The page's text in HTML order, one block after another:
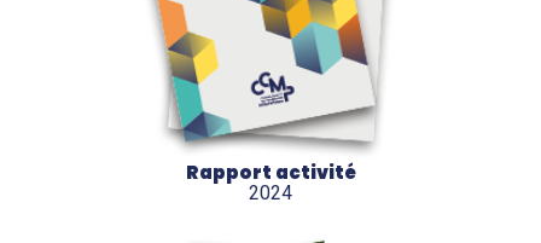
Rapport activité
2024